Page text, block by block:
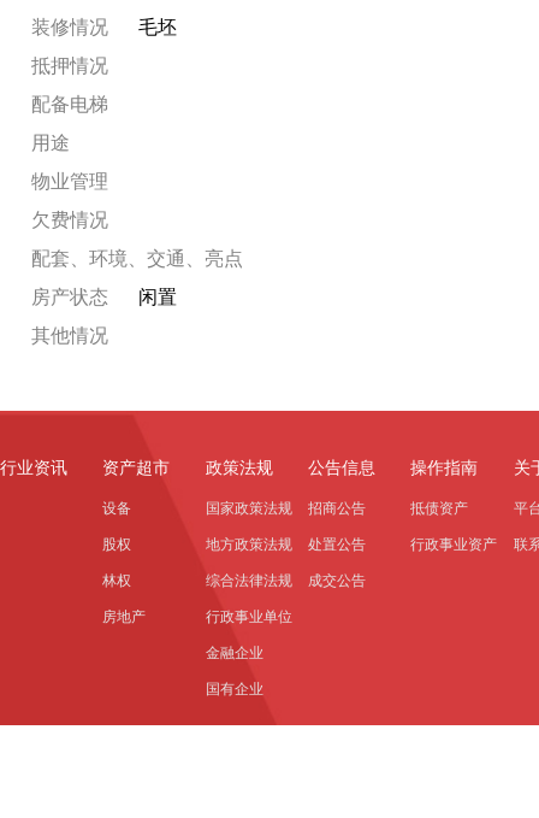
装修情况
毛坯
抵押情况
配备电梯
用途
物业管理
欠费情况
配套、环境、交通、亮点
房产状态
闲置
其他情况
行业资讯 资产超市
设备
股权
林权
房地产
政策法规
国家政策法规
地方政策法规
综合法律法规
行政事业单位
金融企业
国有企业
公告信息
招商公告
处置公告
成交公告
操作指南
抵债资产
行政事业资产
关
平
联